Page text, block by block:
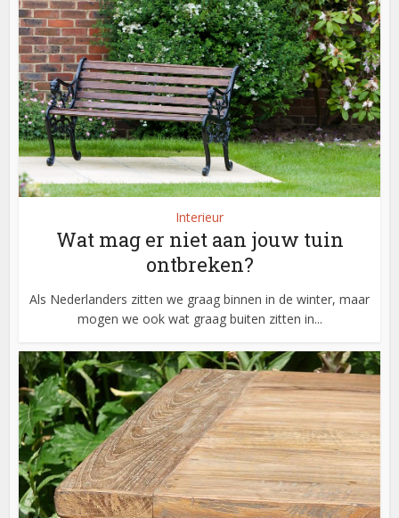
Interieur
Wat mag er niet aan jouw tuin
ontbreken?
Als Nederlanders zitten we graag binnen in de winter, maar
mogen we ook wat graag buiten zitten in...